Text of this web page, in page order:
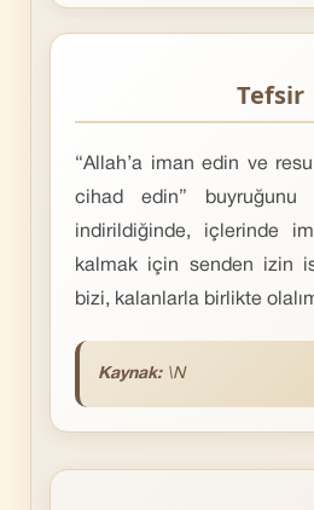
Tefsir
“Allah’a iman edin ve
cihad edin”
indirildiğinde, içlerinde
kalmak için senden izin
bizi, kalanlarla birlikte
Kaynak: \N